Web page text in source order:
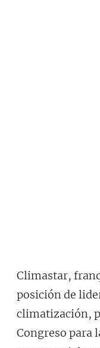
Climastar,
posición de
climatización,
Congreso para